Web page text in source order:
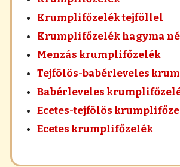
Krumplifőzelék tejföllel
Krumplifőzelék hagyma
Menzás krumplifőzelék
Tejfölös-babérleveles
Babérleveles
Ecetes-tejfölös
Ecetes krumplifőzelék